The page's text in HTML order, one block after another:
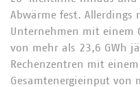
Abwärme fest. Allerdings
Unternehmen mit einem
von mehr als 23,6 GWh
Rechenzentren mit
Gesamtenergieinput von